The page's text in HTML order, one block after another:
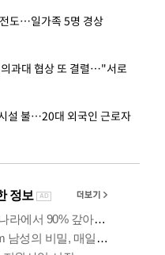
도…일가족 5명 경상
과대 협상 또 결렬…"서로
설 불…20대 외국인 근로자